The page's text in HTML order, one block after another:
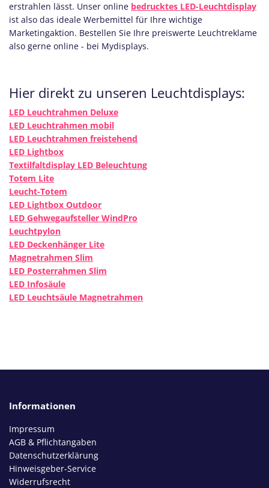
erstrahlen lässt. Unser online bedrucktes LED-Leuchtdisplay
ist also das ideale Werbemittel für Ihre wichtige
Marketingaktion. Bestellen Sie Ihre preiswerte Leuchtreklame
also gerne online - bei Mydisplays.
Hier direkt zu unseren Leuchtdisplays:
LED Leuchtrahmen Deluxe
LED Leuchtrahmen mobil
LED Leuchtrahmen freistehend
LED Lightbox
Textilfaltdisplay LED Beleuchtung
Totem Lite
Leucht-Totem
LED Lightbox Outdoor
LED Gehwegaufsteller WindPro
Leuchtpylon
LED Deckenhänger Lite
Magnetrahmen Slim
LED Posterrahmen Slim
LED Infosäule
LED Leuchtsäule Magnetrahmen
Informationen
Impressum
AGB & Pflichtangaben
Datenschutzerklärung
Hinweisgeber-Service
Widerrufsrecht